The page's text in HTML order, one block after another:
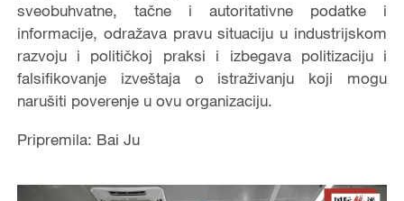
sveobuhvatne, tačne i autoritativne podatke i
informacije, odražava pravu situaciju u industrijskom
razvoju i političkoj praksi i izbegava politizaciju i
falsifikovanje izveštaja o istraživanju koji mogu
narušiti poverenje u ovu organizaciju.
Pripremila: Bai Ju